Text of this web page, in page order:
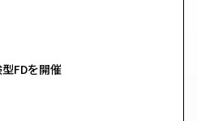
FDを開催